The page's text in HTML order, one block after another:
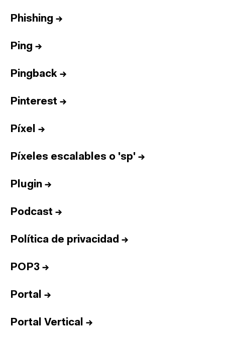
Phishing →
Ping →
Pingback →
Pinterest →
Píxel →
Píxeles escalables o 'sp' →
Plugin →
Podcast →
Política de privacidad →
POP3 →
Portal →
Portal Vertical →